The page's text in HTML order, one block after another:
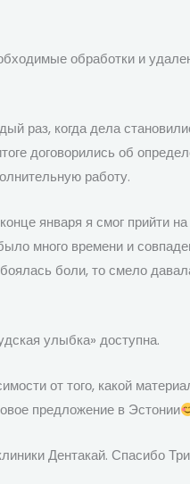
обработки и
раз, когда дела
договорились об
работу.
января я смог прийти
много времени и
боли, то смело
улыбка» доступна.
от того, какой
предложение в Эстонии
Дентакай. Спасибо